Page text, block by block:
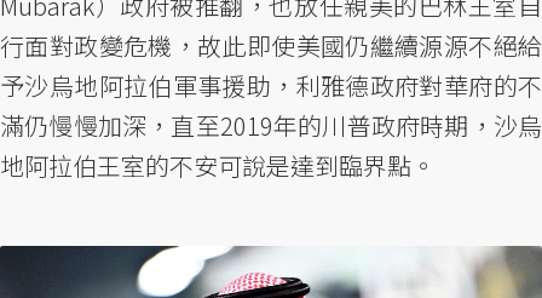
行面對政變危機，故此即使美國仍繼續源源不絕給
予沙烏地阿拉伯軍事援助，利雅德政府對華府的不
滿仍慢慢加深，直至2019年的川普政府時期，沙烏
地阿拉伯王室的不安可說是達到臨界點。